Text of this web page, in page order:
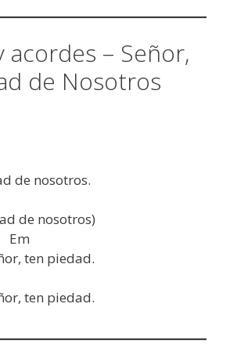
acordes – Señor,
de Nosotros
de nosotros.
de nosotros)
ten piedad.
ten piedad.